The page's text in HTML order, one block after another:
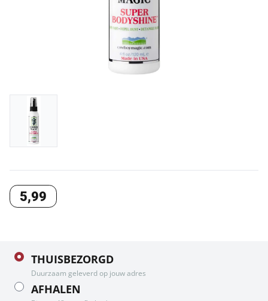
5,99
THUISBEZORGD
Duurzaam geleverd op jouw adres
AFHALEN